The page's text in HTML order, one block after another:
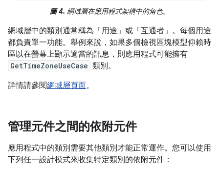
圖 4. 網域層在應用程式架構中的角色。
網域層中的類別通常稱為「用途」 或「互通者」 。每個用途
都負責單一功能。舉例來說，如果多個檢視區塊模型仰賴時
區以在螢幕上顯示適當的訊息，則應用程式可能擁有
GetTimeZoneUseCase 類別。
詳情請參閱網域層頁面。
管理元件之間的依附元件
應用程式中的類別需要其他類別才能正常運作。您可以使用
下列任一設計模式來收集特定類別的依附元件：